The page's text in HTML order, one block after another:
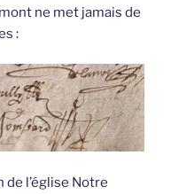
ne met jamais de
:
l’église Notre